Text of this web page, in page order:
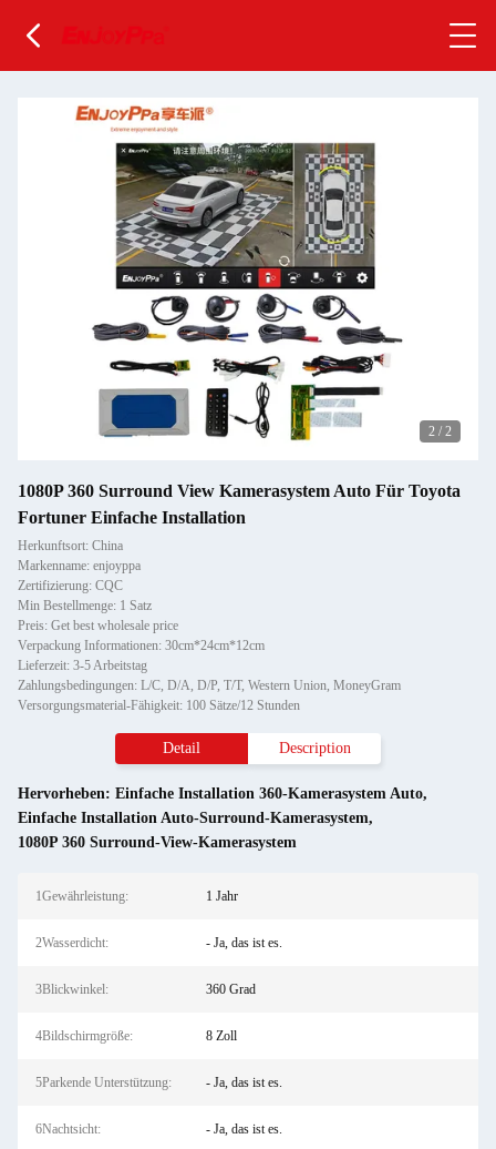
2 / 2
1080P 360 Surround View Kamerasystem Auto Für Toyota
Fortuner Einfache Installation
Herkunftsort: China
Markenname: enjoyppa
Zertifizierung: CQC
Min Bestellmenge: 1 Satz
Preis: Get best wholesale price
Verpackung Informationen: 30cm*24cm*12cm
Lieferzeit: 3-5 Arbeitstag
Zahlungsbedingungen: L/C, D/A, D/P, T/T, Western Union, MoneyGram
Versorgungsmaterial-Fähigkeit: 100 Sätze/12 Stunden
Detail Description
Hervorheben: Einfache Installation 360-Kamerasystem Auto,
Einfache Installation Auto-Surround-Kamerasystem,
1080P 360 Surround-View-Kamerasystem
1Gewährleistung: 1 Jahr
2Wasserdicht: - Ja, das ist es.
3Blickwinkel: 360 Grad
4Bildschirmgröße: 8 Zoll
5Parkende Unterstützung: - Ja, das ist es.
6Nachtsicht: - Ja, das ist es.